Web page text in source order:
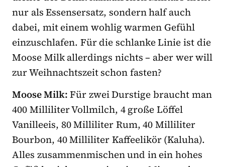
nur als Essensersatz, sondern half auch
dabei, mit einem wohlig warmen Gefühl
einzuschlafen. Für die schlanke Linie ist die
Moose Milk allerdings nichts – aber wer will
zur Weihnachtszeit schon fasten?
Moose Milk:Für zwei Durstige braucht man
400 Milliliter Vollmilch, 4 große Löffel
Vanilleeis, 80 Milliliter Rum, 40 Milliliter
Bourbon, 40 Milliliter Kaffeelikör (Kaluha).
Alles zusammenmischen und in ein hohes